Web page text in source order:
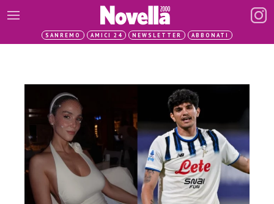
SANREMO AMICI 24 NEWSLETTER ABBONATI